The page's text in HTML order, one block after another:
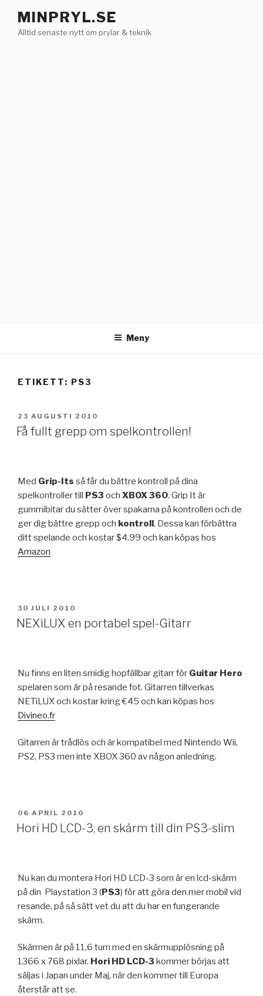
innehåll
MINPRYL.SE
Alltid senaste nytt om prylar & teknik
Meny
ETIKETT: PS3
PUBLICERAT
23 AUGUSTI 2010
Få fullt grepp om spelkontrollen!
Med Grip-Its så får du bättre kontroll på dina
spelkontroller till PS3 och XBOX 360. Grip It är
gummibitar du sätter över spakarna på kontrollen och de
ger dig bättre grepp och kontroll. Dessa kan förbättra
ditt spelande och kostar $4.99 och kan köpas hos
Amazon
PUBLICERAT
30 JULI 2010
NEXiLUX en portabel spel-Gitarr
Nu finns en liten smidig hopfällbar gitarr för Guitar Hero
spelaren som är på resande fot. Gitarren tillverkas
NETiLUX och kostar kring €45 och kan köpas hos
Divineo.fr
Gitarren är trådlös och är kompatibel med Nintendo Wii,
PS2, PS3 men inte XBOX 360 av någon anledning.
PUBLICERAT
06 APRIL 2010
Hori HD LCD-3, en skärm till din PS3-slim
Nu kan du montera Hori HD LCD-3 som är en lcd-skärm
på din Playstation 3 (PS3) för att göra den mer mobil vid
resande, på så sätt vet du att du har en fungerande
skärm.
Skärmen är på 11,6 tum med en skärmupplösning på
1366 x 768 pixlar. Hori HD LCD-3 kommer börjas att
säljas i Japan under Maj, när den kommer till Europa
återstår att se.